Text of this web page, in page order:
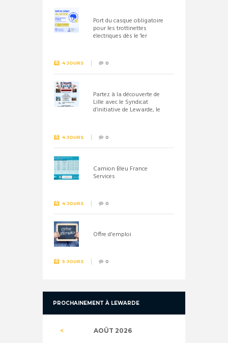
Port du casque obligatoire
pour les trottinettes
électriques dès le 1er
4 JOURS 0
Partez à la découverte de
Lille avec le Syndicat
d’initiative de Lewarde, le
4 JOURS 0
Camion Bleu France
Services
4 JOURS 0
Offre d'emploi
5 JOURS 0
PROCHAINEMENT À LEWARDE
AOÛT 2026